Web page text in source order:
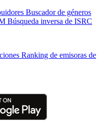
Buscador de géneros
Búsqueda inversa de ISRC
Ranking de emisoras de